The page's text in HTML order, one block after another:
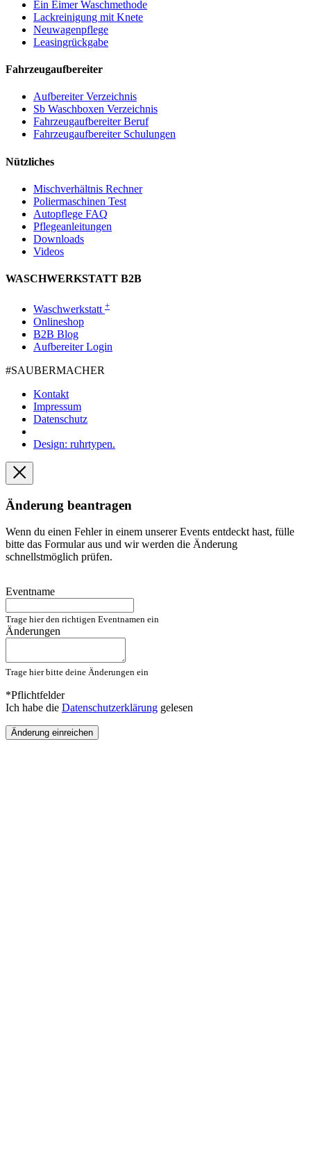
Ein Eimer Waschmethode
Lackreinigung mit Knete
Neuwagenpflege
Leasingrückgabe
Fahrzeugaufbereiter
Aufbereiter Verzeichnis
Sb Waschboxen Verzeichnis
Fahrzeugaufbereiter Beruf
Fahrzeugaufbereiter Schulungen
Nützliches
Mischverhältnis Rechner
Poliermaschinen Test
Autopflege FAQ
Pflegeanleitungen
Downloads
Videos
WASCHWERKSTATT B2B
Waschwerkstatt +
Onlineshop
B2B Blog
Aufbereiter Login
#SAUBER­MACHER
Kontakt
Impressum
Datenschutz
Design: ruhrtypen.
Änderung beantragen
Wenn du einen Fehler in einem unserer Events entdeckt hast, fülle
bitte das Formular aus und wir werden die Änderung
schnellstmöglich prüfen.
Eventname
Trage hier den richtigen Eventnamen ein
Änderungen
Trage hier bitte deine Änderungen ein
*Pflichtfelder
Ich habe die Datenschutzerklärung gelesen
Änderung einreichen